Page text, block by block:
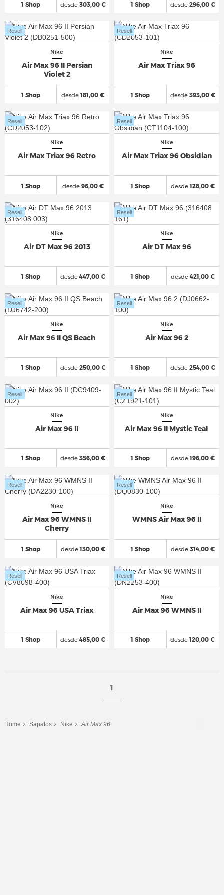
1 Shop desde303,00 € 1 Shop desde296,00 €
Nike
Air Max 96 II Persian
Violet 2
1 Shop
Resell
desde181,00 €
Nike
Air Max Triax 96
1 Shop
Resell
desde393,00 €
Nike
Air Max Triax 96 Retro
1 Shop
Resell
desde96,00 €
Nike
Air Max Triax 96 Obsidian
1 Shop
Resell
desde128,00 €
Nike
Air DT Max 96 2013
1 Shop
Resell
desde 447,00 €
Nike
Air DT Max 96
1 Shop
Resell
desde421,00 €
Nike
Air Max 96 II QS Beach
1 Shop
Resell
desde250,00 €
Nike
Air Max 96 2
1 Shop
Resell
desde254,00 €
Nike
Air Max 96 II
1 Shop
Resell
desde 356,00 €
Nike
Air Max 96 II Mystic Teal
1 Shop
Resell
desde196,00 €
Nike
Air Max 96 WMNS II
Cherry
1 Shop
Resell
desde130,00 €
Nike
WMNS Air Max 96 II
1 Shop
Resell
desde314,00 €
Nike
Air Max 96 USA Triax
1 Shop
Resell
desde 485,00 €
Nike
Air Max 96 WMNS II
1 Shop
Resell
desde120,00 €
1
Home Sapatos Nike Air Max 96